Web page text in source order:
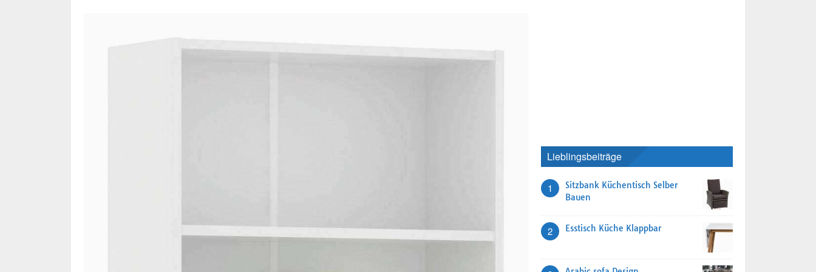
Lieblingsbeiträge
1
Sitzbank Küchentisch Selber
Bauen
2 Esstisch Küche Klappbar